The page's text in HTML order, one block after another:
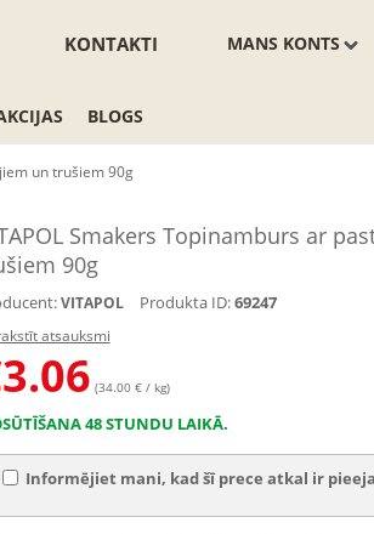
MANS KONTS
KONTAKTI
BLOGS
un trušiem 90g
Smakers Topinamburs ar
90g
VITAPOL Produkta ID:69247
atsauksmi
3.06 (34.00 € / kg)
48 STUNDU LAIKĀ.
Informējiet mani, kad šī prece atkal ir